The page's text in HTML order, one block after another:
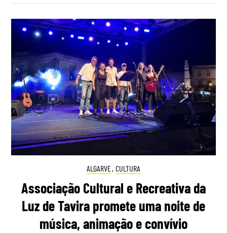
ALGARVE, CULTURA
Associação Cultural e Recreativa da
Luz de Tavira promete uma noite de
música, animação e convívio